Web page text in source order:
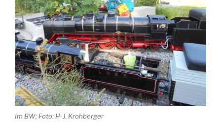
Im BW; Foto: H-J. Krohberger